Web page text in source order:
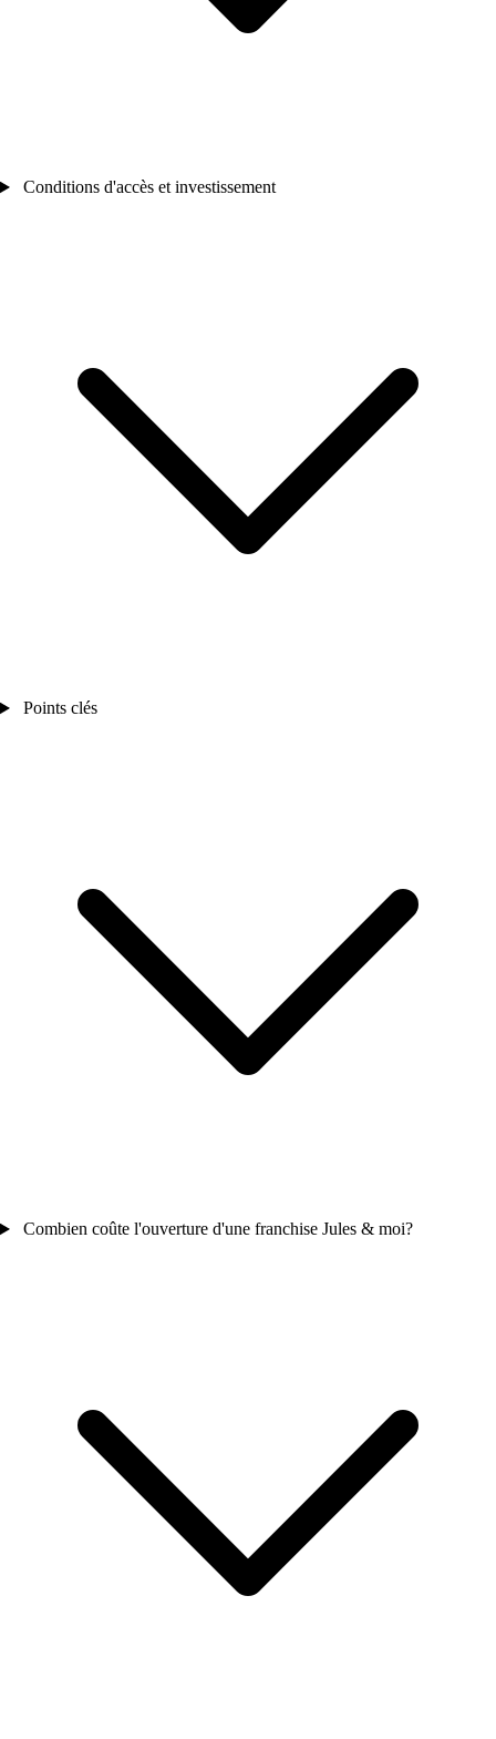
Conditions d'accès et investissement
Points clés
Combien coûte l'ouverture d'une franchise Jules & moi?